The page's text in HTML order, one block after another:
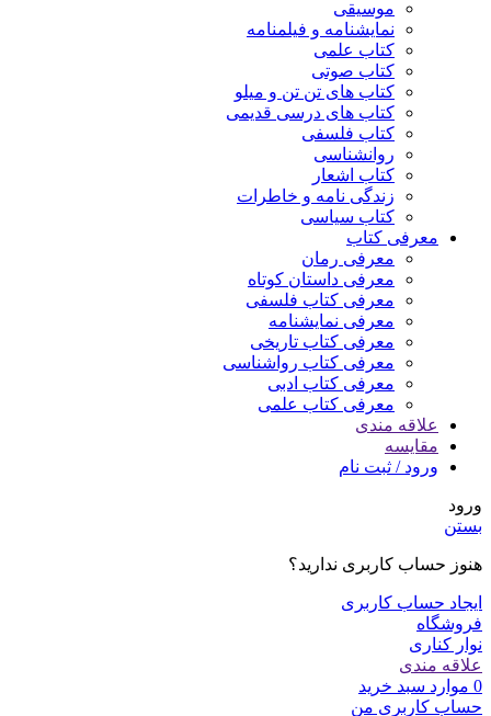
موسیقی
نمایشنامه و فیلمنامه
کتاب علمی
کتاب صوتی
کتاب های تن تن و میلو
کتاب های درسی قدیمی
کتاب فلسفی
روانشناسی
کتاب اشعار
زندگی نامه و خاطرات
کتاب سیاسی
معرفی کتاب
معرفی رمان
معرفی داستان کوتاه
معرفی کتاب فلسفی
معرفی نمایشنامه
معرفی کتاب تاریخی
معرفی کتاب رواشناسی
معرفی کتاب ادبی
معرفی کتاب علمی
علاقه مندی
مقایسه
ورود / ثبت نام
ورود
بستن
هنوز حساب کاربری ندارید؟
ایجاد حساب کاربری
فروشگاه
نوار کناری
علاقه مندی
0 موارد سبد خرید
حساب کاربری من